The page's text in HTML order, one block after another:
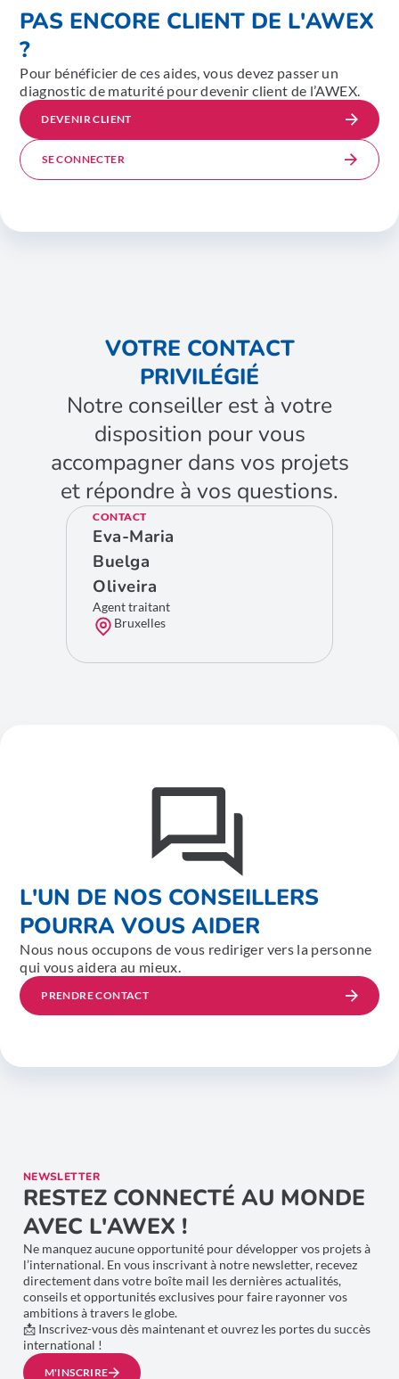
PAS ENCORE CLIENT DE L'AWEX
?
Pour bénéficier de ces aides, vous devez passer un
diagnostic de maturité pour devenir client de l’AWEX.
DEVENIR CLIENT
SE CONNECTER
VOTRE CONTACT
PRIVILÉGIÉ
Notre conseiller est à votre
disposition pour vous
accompagner dans vos projets
et répondre à vos questions.
CONTACT
Eva-Maria
Buelga
Oliveira
Agent traitant
Bruxelles
L'UN DE NOS CONSEILLERS
POURRA VOUS AIDER
Nous nous occupons de vous rediriger vers la personne
qui vous aidera au mieux.
PRENDRE CONTACT
NEWSLETTER
RESTEZ CONNECTÉ AU MONDE
AVEC L'AWEX !
Ne manquez aucune opportunité pour développer vos projets à
l’international. En vous inscrivant à notre newsletter, recevez
directement dans votre boîte mail les dernières actualités,
conseils et opportunités exclusives pour faire rayonner vos
ambitions à travers le globe.
📩 Inscrivez-vous dès maintenant et ouvrez les portes du succès
international !
M'INSCRIRE